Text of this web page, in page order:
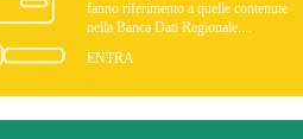
fanno riferimento a quelle contenute
nella Banca Dati Regionale....
ENTRA